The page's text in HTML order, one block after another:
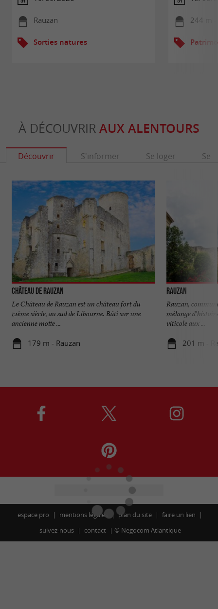
Rauzan
Sorties natures
244 m -
À DÉCOUVRIR AUX ALENTOURS
Découvrir S'informer Se loger Se
Château de Rauzan
Le Château de Rauzan est un château fort du
12ème siècle, au sud de Libourne. Bâti sur une
ancienne motte ...
179 m - Rauzan
Rauzan
Rauzan,
mélange
viticole aux ...
201 m -
espace pro mentions légales plan du site
faire un lien
suivez-nous
contact © Negocom Atlantique